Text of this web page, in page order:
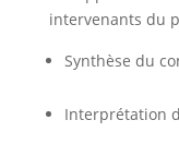
intervenants du
Synthèse du
Interprétation